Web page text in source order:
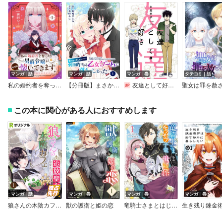
マンガ｜話
私の婚約者を奪った男爵令嬢がなぜか懐いてきます～麗しの令嬢♂のはかりごと～【単話版】
マンガ｜話
【分冊版】まさかのデスエンド！？刺激的すぎる乙女ゲームに落ちてしまった
マンガ｜巻
友達として好き【デジタル版限定特典付き】
タテコミ｜話
この本に関心がある人におすすめします
マンガ｜話
狼さんの木陰カフェ～追放聖女は闇魔法でスローライフを送りたい～【単話】
マンガ｜巻
獣の護衛と姫の恋
マンガ｜巻
竜騎士さまとはじめるモフモフ子竜の世話係
マンガ｜巻